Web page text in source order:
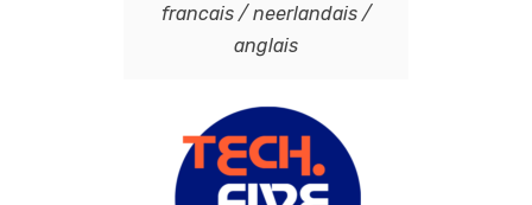
francais / neerlandais /
anglais